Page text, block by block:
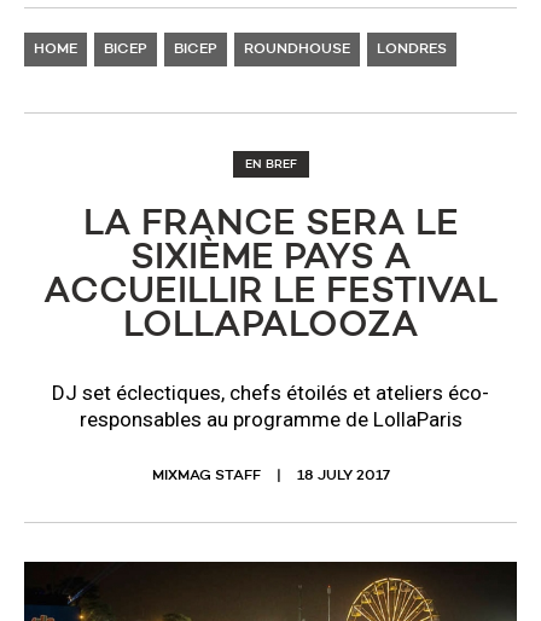
HOME BICEP BICEP ROUNDHOUSE LONDRES
EN BREF
LA FRANCE SERA LE
SIXIÈME PAYS A
ACCUEILLIR LE FESTIVAL
LOLLAPALOOZA
DJ set éclectiques, chefs étoilés et ateliers éco-
responsables au programme de LollaParis
MIXMAG STAFF 18 JULY 2017